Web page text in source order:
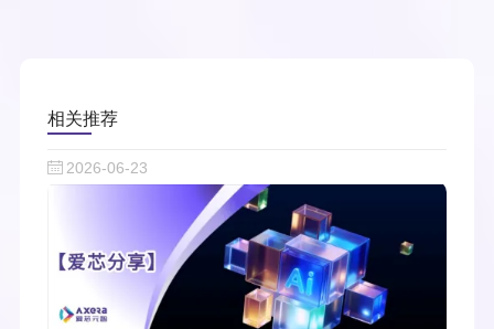
相关推荐
2026-06-23